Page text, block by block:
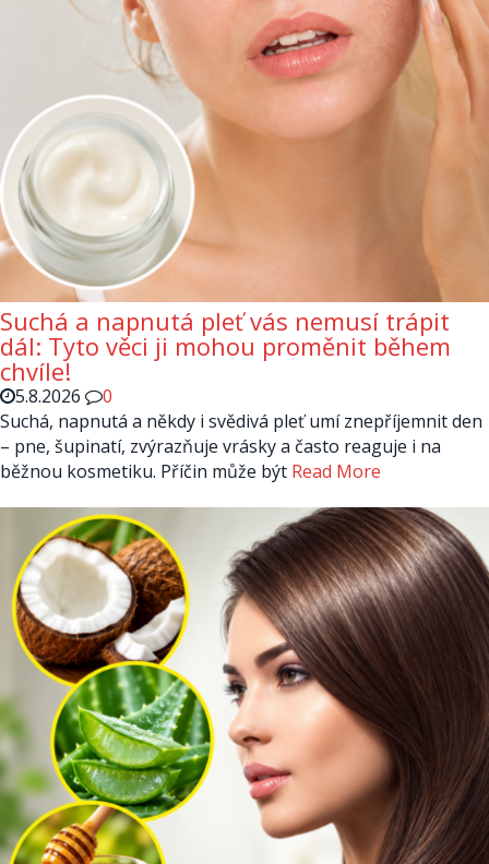
Suchá a napnutá pleť vás nemusí trápit
dál: Tyto věci ji mohou proměnit během
chvíle!
5.8.2026
0
Suchá, napnutá a někdy i svědivá pleť umí znepříjemnit den
– pne, šupinatí, zvýrazňuje vrásky a často reaguje i na
běžnou kosmetiku. Příčin může být Read More